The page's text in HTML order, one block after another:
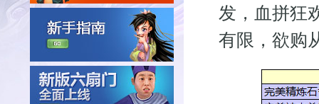
发，血拼狂
有限，欲购